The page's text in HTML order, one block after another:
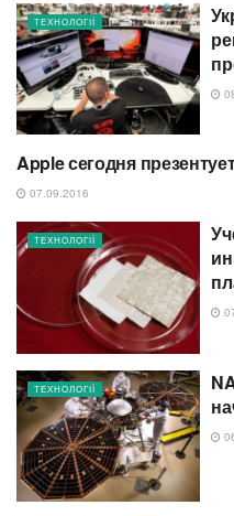
ТЕХНОЛОГІЇ
ТЕХНОЛОГІЇ
Apple сегодня
07.09.2016
ТЕХНОЛОГІЇ
ТЕХНОЛОГІЇ